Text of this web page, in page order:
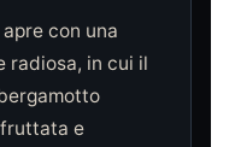
con una
radiosa, in cui il
e